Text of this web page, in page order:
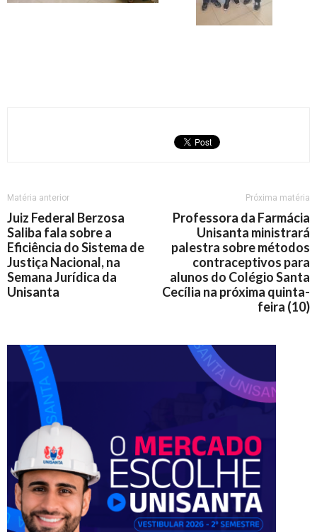
Matéria anterior
Juiz Federal Berzosa
Saliba fala sobre a
Eficiência do Sistema de
Justiça Nacional, na
Semana Jurídica da
Unisanta
Próxima matéria
Professora da Farmácia
Unisanta ministrará
palestra sobre métodos
contraceptivos para
alunos do Colégio Santa
Cecília na próxima quinta-
feira (10)